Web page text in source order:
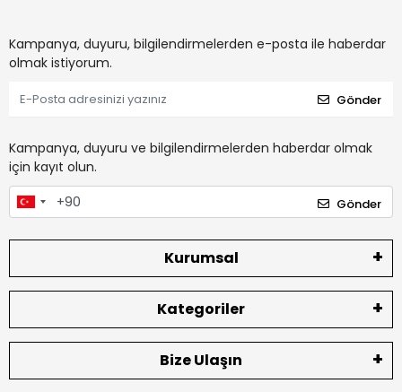
Kampanya, duyuru, bilgilendirmelerden e-posta ile haberdar
olmak istiyorum.
Gönder
Kampanya, duyuru ve bilgilendirmelerden haberdar olmak
için kayıt olun.
Gönder
Kurumsal
Kategoriler
Bize Ulaşın